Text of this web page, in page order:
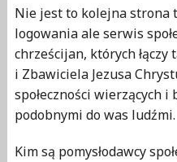
Nie jest to kolejna strona
logowania ale serwis
chrześcijan, których łączy
i Zbawiciela Jezusa
społeczności wierzących i
podobnymi do was ludźmi.
Kim są pomysłodawcy